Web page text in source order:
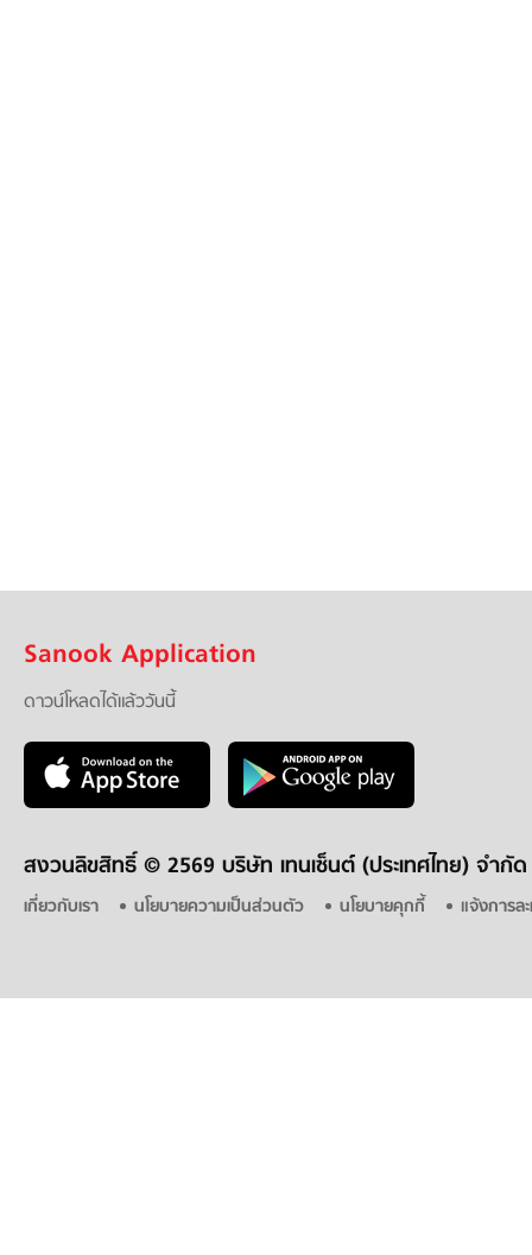
Sanook Application
ดาวน์โหลดได้แล้ววันนี้
สงวนลิขสิทธิ์ © 2569 บริษัท เทนเซ็นต์ (ประเทศไทย) จำกัด
เกี่ยวกับเรา นโยบายความเป็นส่วนตัว นโยบายคุกกี้ แจ้งการล